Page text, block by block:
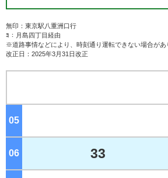
無印：東京駅八重洲口行
ﾖ：月島四丁目経由
※道路事情などにより、時刻通り運転できない場合があ
改正日：2025年3月31日改正
05
06 33